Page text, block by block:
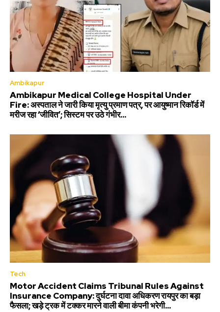
Ambikapur
Ambikapur Medical College Hospital Under
Fire: अस्पताल ने जारी किया मृत्यु प्रमाण पत्र, पर आयुष्मान रिकॉर्ड में
मरीज रहा ‘जीवित’; सिस्टम पर उठे गंभीर...
Tech
Motor Accident Claims Tribunal Rules Against
Insurance Company: दुर्घटना दावा अधिकरण रायपुर का बड़ा
फैसला; खड़े ट्रक में टक्कर मारने वाली बीमा कंपनी भरेगी...